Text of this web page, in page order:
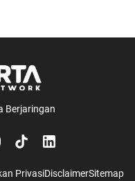
Berjaringan
PrivasiDisclaimerSitemap